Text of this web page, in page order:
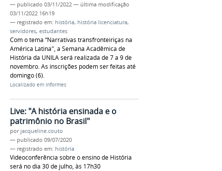
— publicado 03/11/2022 — última modificação
03/11/2022 16h19
— registrado em: história, história licenciatura,
servidores, estudantes
Com o tema “Narrativas transfronteiriças na
América Latina", a Semana Acadêmica de
História da UNILA será realizada de 7 a 9 de
novembro. As inscrições podem ser feitas até
domingo (6).
Localizado em Informes
Live: "A história ensinada e o
patrimônio no Brasil"
por jacqueline.couto
— publicado 09/07/2020
— registrado em: história
Videoconferência sobre o ensino de História
será no dia 30 de julho, às 17h30